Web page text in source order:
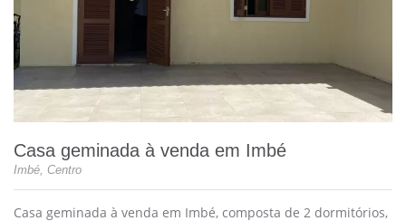
Casa geminada à venda em Imbé
Imbé, Centro
Casa geminada à venda em Imbé, composta de 2 dormitórios,